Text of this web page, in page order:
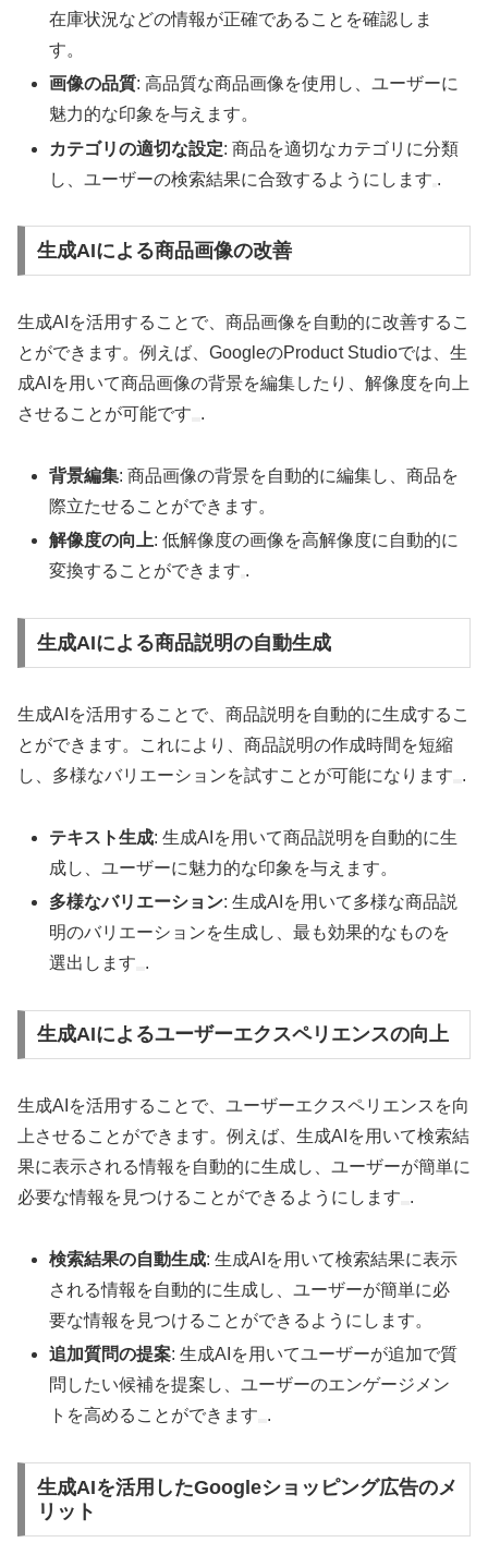
在庫状況などの情報が正確であることを確認しま
す。
画像の品質: 高品質な商品画像を使用し、ユーザーに
魅力的な印象を与えます。
カテゴリの適切な設定: 商品を適切なカテゴリに分類
し、ユーザーの検索結果に合致するようにします .
生成AIによる商品画像の改善
生成AIを活用することで、商品画像を自動的に改善するこ
とができます。例えば、GoogleのProduct Studioでは、生
成AIを用いて商品画像の背景を編集したり、解像度を向上
させることが可能です .
背景編集: 商品画像の背景を自動的に編集し、商品を
際立たせることができます。
解像度の向上: 低解像度の画像を高解像度に自動的に
変換することができます .
生成AIによる商品説明の自動生成
生成AIを活用することで、商品説明を自動的に生成するこ
とができます。これにより、商品説明の作成時間を短縮
し、多様なバリエーションを試すことが可能になります .
テキスト生成: 生成AIを用いて商品説明を自動的に生
成し、ユーザーに魅力的な印象を与えます。
多様なバリエーション: 生成AIを用いて多様な商品説
明のバリエーションを生成し、最も効果的なものを
選出します .
生成AIによるユーザーエクスペリエンスの向上
生成AIを活用することで、ユーザーエクスペリエンスを向
上させることができます。例えば、生成AIを用いて検索結
果に表示される情報を自動的に生成し、ユーザーが簡単に
必要な情報を見つけることができるようにします .
検索結果の自動生成: 生成AIを用いて検索結果に表示
される情報を自動的に生成し、ユーザーが簡単に必
要な情報を見つけることができるようにします。
追加質問の提案: 生成AIを用いてユーザーが追加で質
問したい候補を提案し、ユーザーのエンゲージメン
トを高めることができます .
生成AIを活用したGoogleショッピング広告のメ
リット